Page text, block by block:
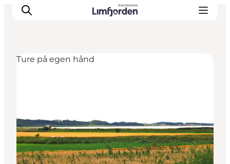
Ture på egen hånd